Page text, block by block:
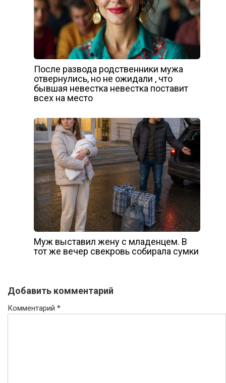
После развода родственники мужа
отвернулись, но не ожидали , что
бывшая невестка невестка поставит
всех на место
Муж выставил жену с младенцем. В
тот же вечер свекровь собирала сумки
Добавить комментарий
Комментарий *